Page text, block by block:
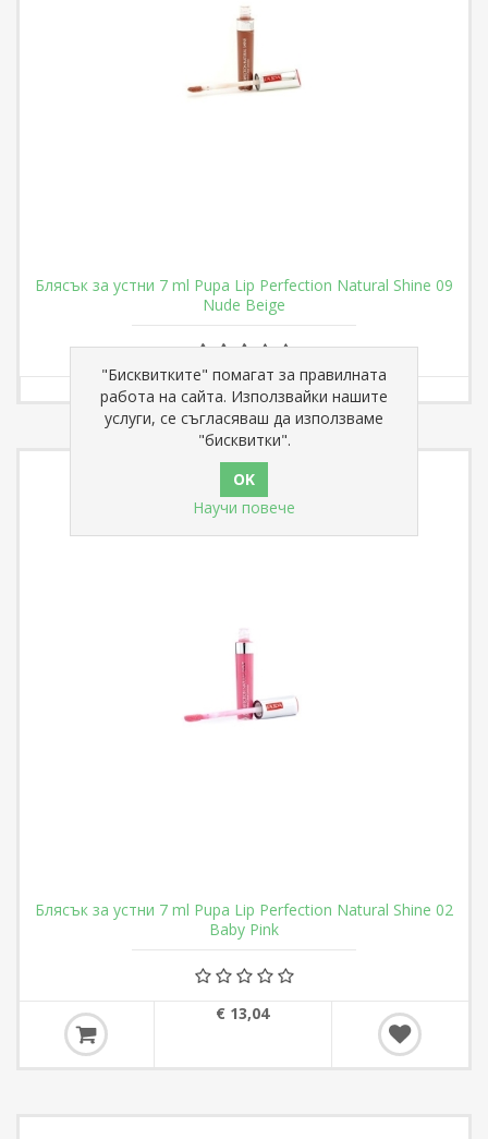
Блясък за устни 7 ml Pupa Lip Perfection Natural Shine 09
Nude Beige
€ 13,04
Блясък за устни 7 ml Pupa Lip Perfection Natural Shine 02
Baby Pink
€ 13,04
"Бисквитките" помагат за правилната
работа на сайта. Използвайки нашите
услуги, се съгласяваш да използваме
"бисквитки".
Научи повече